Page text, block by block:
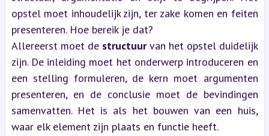
opstel moet inhoudelijk zijn, ter zake komen en feiten
presenteren. Hoe bereik je dat?
Allereerst moet de structuurvan het opstel duidelijk
zijn. De inleiding moet het onderwerp introduceren en
een stelling formuleren, de kern moet argumenten
presenteren, en de conclusie moet de bevindingen
samenvatten. Het is als het bouwen van een huis,
waar elk element zijn plaats en functie heeft.